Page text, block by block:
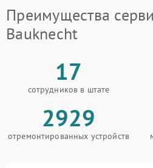
Преимущества
Bauknecht
17
сотрудников в штате
2929
отремонтированных устройств